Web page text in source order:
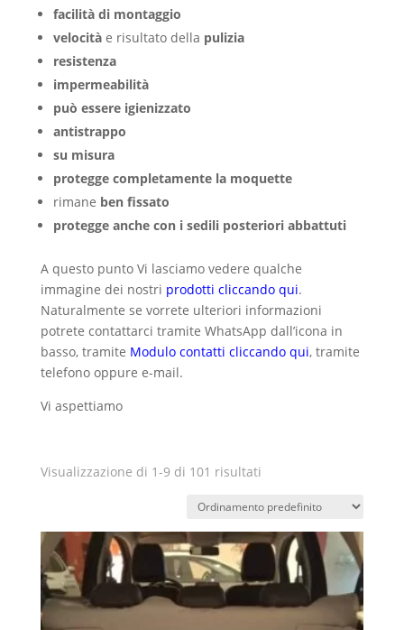
facilità di montaggio
velocitàe risultato della pulizia
resistenza
impermeabilità
può essere igienizzato
antistrappo
su misura
protegge completamente la moquette
rimane ben fissato
protegge anche con i sedili posteriori abbattuti
A questo punto Vi lasciamo vedere qualche
immagine dei nostri prodotti cliccando qui.
Naturalmente se vorrete ulteriori informazioni
potrete contattarci tramite WhatsApp dall’icona in
basso, tramite Modulo contatti cliccando qui, tramite
telefono oppure e-mail.
Vi aspettiamo
Visualizzazione di 1-9 di 101 risultati